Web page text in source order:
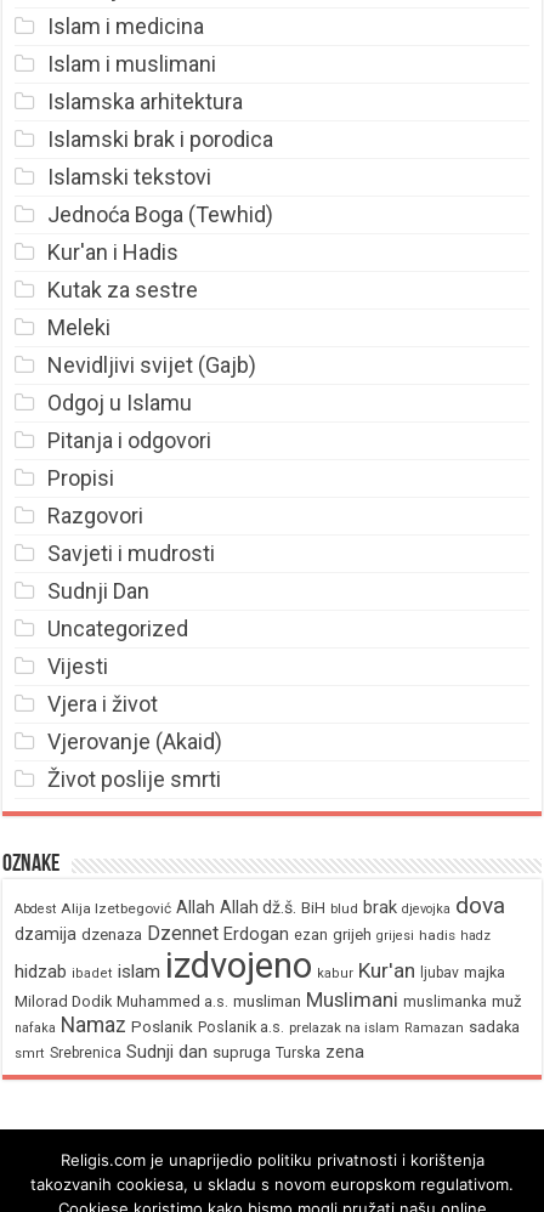
Islam i medicina
Islam i muslimani
Islamska arhitektura
Islamski brak i porodica
Islamski tekstovi
Jednoća Boga (Tewhid)
Kur'an i Hadis
Kutak za sestre
Meleki
Nevidljivi svijet (Gajb)
Odgoj u Islamu
Pitanja i odgovori
Propisi
Razgovori
Savjeti i mudrosti
Sudnji Dan
Uncategorized
Vijesti
Vjera i život
Vjerovanje (Akaid)
Život poslije smrti
Oznake
Abdest Alija Izetbegović Allah Allah dž.š. BiH blud brak djevojka dova
dzamija dzenaza Dzennet Erdogan ezan grijeh grijesi hadis hadz
hidzab ibadet islam izdvojeno kabur Kur'an ljubav majka
Milorad Dodik Muhammed a.s. musliman Muslimani muslimanka muž
nafaka Namaz Poslanik Poslanik a.s. prelazak na islam Ramazan sadaka
smrt Srebrenica Sudnji dan supruga Turska zena
Religis.com je unaprijedio politiku privatnosti i korištenja
takozvanih cookiesa, u skladu s novom europskom regulativom.